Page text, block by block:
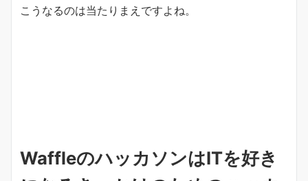
こうなるのは当たりまえですよね。
WaffleのハッカソンはITを好き